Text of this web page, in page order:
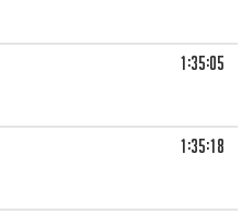
1:35:05
1:35:18